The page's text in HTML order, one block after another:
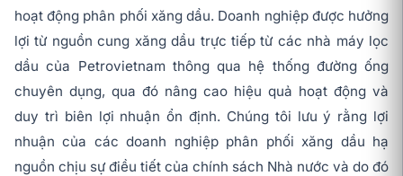
hoạt động phân phối xăng dầu. Doanh nghiệp được hưởng
lợi từ nguồn cung xăng dầu trực tiếp từ các nhà máy lọc
dầu của Petrovietnam thông qua hệ thống đường ống
chuyên dụng, qua đó nâng cao hiệu quả hoạt động và
duy trì biên lợi nhuận ổn định. Chúng tôi lưu ý rằng lợi
nhuận của các doanh nghiệp phân phối xăng dầu hạ
nguồn chịu sự điều tiết của chính sách Nhà nước và do đó